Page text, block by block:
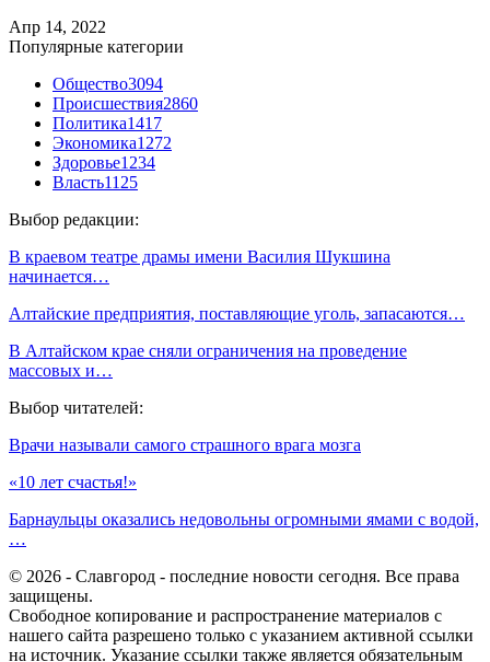
Апр 14, 2022
Популярные категории
Общество3094
Происшествия2860
Политика1417
Экономика1272
Здоровье1234
Власть1125
Выбор редакции:
В краевом театре драмы имени Василия Шукшина
начинается…
Алтайские предприятия, поставляющие уголь, запасаются…
В Алтайском крае сняли ограничения на проведение
массовых и…
Выбор читателей:
Врачи называли самого страшного врага мозга
«10 лет счастья!»
Барнаульцы оказались недовольны огромными ямами с водой,
…
© 2026 - Славгород - последние новости сегодня. Все права
защищены.
Свободное копирование и распространение материалов с
нашего сайта разрешено только с указанием активной ссылки
на источник. Указание ссылки также является обязательным